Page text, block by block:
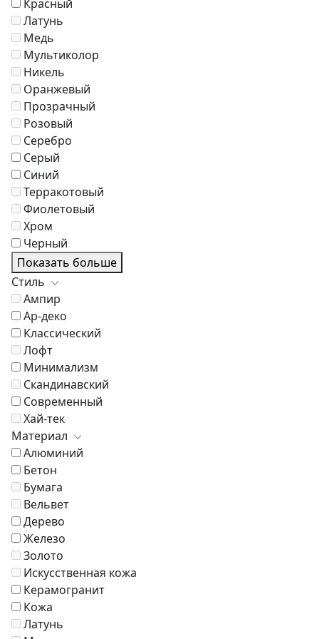
Красный
Латунь
Медь
Мультиколор
Никель
Оранжевый
Прозрачный
Розовый
Серебро
Серый
Синий
Терракотовый
Фиолетовый
Хром
Черный
Показать больше
Стиль
Ампир
Ар-деко
Классический
Лофт
Минимализм
Скандинавский
Современный
Хай-тек
Материал
Алюминий
Бетон
Бумага
Вельвет
Дерево
Железо
Золото
Искусственная кожа
Керамогранит
Кожа
Латунь